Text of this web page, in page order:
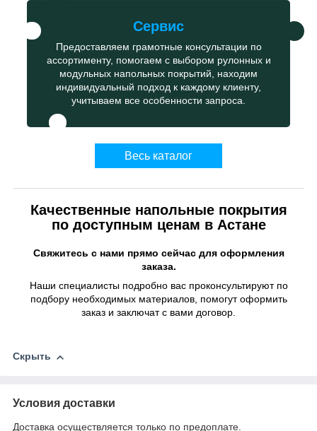
Сервис
Предоставляем грамотные консультации по
ассортименту, помогаем с выбором рулонных и
модульных напольных покрытий, находим
индивидуальный подход к каждому клиенту,
учитываем все особенности запроса.
Весь каталог
Качественные напольные покрытия
по доступным ценам в Астане
Свяжитесь с нами прямо сейчас для оформления
заказа.
Наши специалисты подробно вас проконсультируют по
подбору необходимых материалов, помогут оформить
заказ и заключат с вами договор.
Скрыть
Условия доставки
Доставка осуществляется только по предоплате.